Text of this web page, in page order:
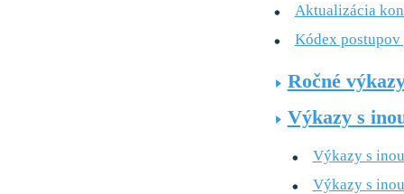
Aktualizácia
Kódex
Ročné
Výkazy s
Výkazy s
Výkazy s